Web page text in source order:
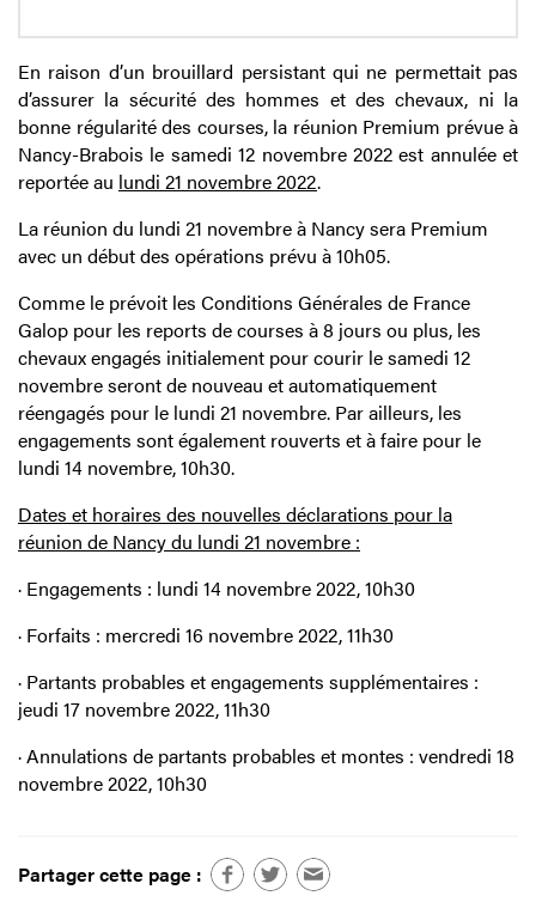
En raison d’un brouillard persistant qui ne permettait pas
d’assurer la sécurité des hommes et des chevaux, ni la
bonne régularité des courses, la réunion Premium prévue à
Nancy-Brabois le samedi 12 novembre 2022 est annulée et
reportée au lundi 21 novembre 2022.
La réunion du lundi 21 novembre à Nancy sera Premium
avec un début des opérations prévu à 10h05.
Comme le prévoit les Conditions Générales de France
Galop pour les reports de courses à 8 jours ou plus, les
chevaux engagés initialement pour courir le samedi 12
novembre seront de nouveau et automatiquement
réengagés pour le lundi 21 novembre. Par ailleurs, les
engagements sont également rouverts et à faire pour le
lundi 14 novembre, 10h30.
Dates et horaires des nouvelles déclarations pour la
réunion de Nancy du lundi 21 novembre :
· Engagements : lundi 14 novembre 2022, 10h30
· Forfaits : mercredi 16 novembre 2022, 11h30
· Partants probables et engagements supplémentaires :
jeudi 17 novembre 2022, 11h30
·Annulations de partants probables et montes : vendredi 18
novembre 2022, 10h30
Partager cette page :